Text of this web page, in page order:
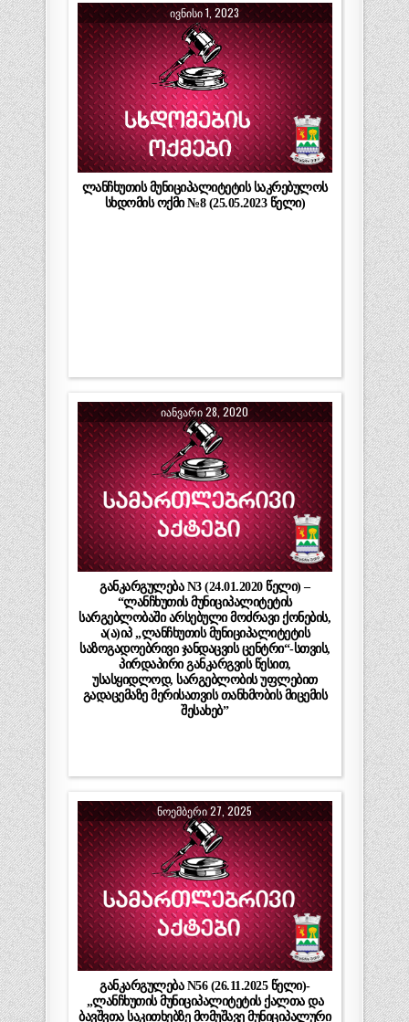
ᲘᲕᲜᲘᲡᲘ 1, 2023
ლანჩხუთის მუნიციპალიტეტის საკრებულოს
სხდომის ოქმი №8 (25.05.2023 წელი)
ᲘᲐᲜᲕᲐᲠᲘ 28, 2020
განკარგულება N3 (24.01.2020 წელი) –
“ლანჩხუთის მუნიციპალიტეტის
სარგებლობაში არსებული მოძრავი ქონების,
ა(ა)იპ „ლანჩხუთის მუნიციპალიტეტის
საზოგადოებრივი ჯანდაცვის ცენტრი“-სთვის,
პირდაპირი განკარგვის წესით,
უსასყიდლოდ, სარგებლობის უფლებით
გადაცემაზე მერისათვის თანხმობის მიცემის
შესახებ”
ᲜᲝᲔᲛᲑᲔᲠᲘ 27, 2025
განკარგულება N56 (26.11.2025 წელი)-
„ლანჩხუთის მუნიციპალიტეტის ქალთა და
ბავშვთა საკითხებზე მომუშავე მუნიციპალური